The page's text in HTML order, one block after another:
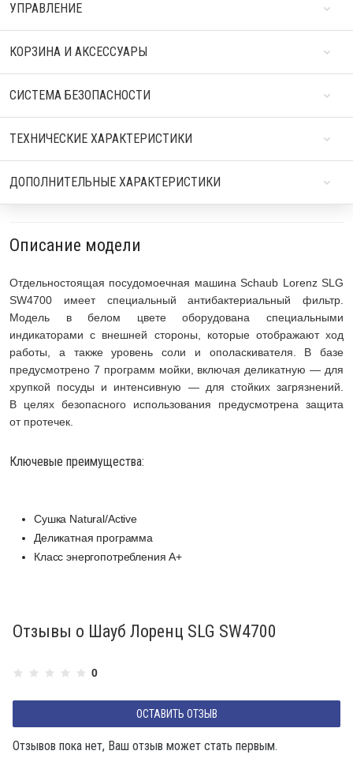
УПРАВЛЕНИЕ
КОРЗИНА И АКСЕССУАРЫ
СИСТЕМА БЕЗОПАСНОСТИ
ТЕХНИЧЕСКИЕ ХАРАКТЕРИСТИКИ
ДОПОЛНИТЕЛЬНЫЕ ХАРАКТЕРИСТИКИ
Описание модели
Отдельностоящая посудомоечная машина Schaub Lorenz SLG
SW4700 имеет специальный антибактериальный фильтр.
Модель в белом цвете оборудована специальными
индикаторами с внешней стороны, которые отображают ход
работы, а также уровень соли и ополаскивателя. В базе
предусмотрено 7 программ мойки, включая деликатную — для
хрупкой посуды и интенсивную — для стойких загрязнений.
В целях безопасного использования предусмотрена защита
от протечек.
Ключевые преимущества:
Сушка Natural/Active
Деликатная программа
Класс энергопотребления А+
Отзывы о Шауб Лоренц SLG SW4700
ОСТАВИТЬ ОТЗЫВ
0
Отзывов пока нет, Ваш отзыв может стать первым.